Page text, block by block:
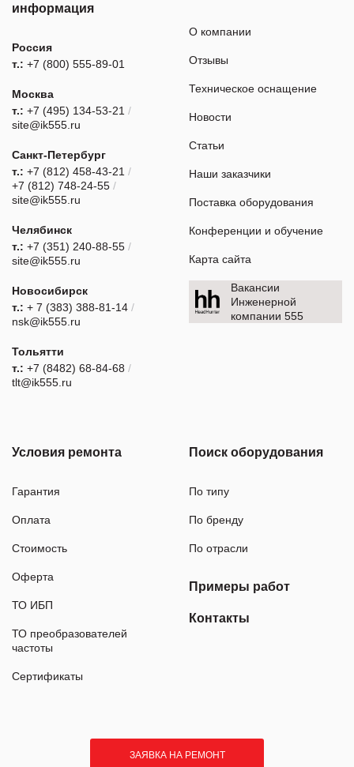
информация
Россия
т.: +7 (800) 555-89-01
Москва
т.: +7 (495) 134-53-21 /
site@ik555.ru
Санкт-Петербург
т.: +7 (812) 458-43-21 /
+7 (812) 748-24-55 /
site@ik555.ru
Челябинск
т.: +7 (351) 240-88-55 /
site@ik555.ru
Новосибирск
т.: + 7 (383) 388-81-14 /
nsk@ik555.ru
Тольятти
т.: +7 (8482) 68-84-68 /
tlt@ik555.ru
О компании
Отзывы
Техническое оснащение
Новости
Статьи
Наши заказчики
Поставка оборудования
Конференции и обучение
Карта сайта
Вакансии
Инженерной
компании 555
Условия ремонта
Гарантия
Оплата
Стоимость
Оферта
ТО ИБП
ТО преобразователей
частоты
Сертификаты
Поиск оборудования
По типу
По бренду
По отрасли
Примеры работ
Контакты
ЗАЯВКА НА РЕМОНТ